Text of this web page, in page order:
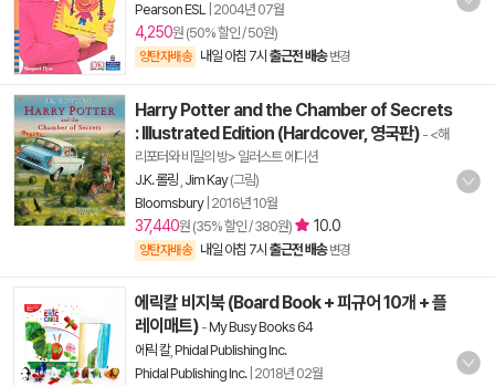
Pearson ESL| 2004년 07월
4,250원 (50% 할인 / 50원)
양탄자배송 내일 아침 7시 출근전 배송 변경
Harry Potter and the Chamber of Secrets
: Illustrated Edition (Hardcover, 영국판) - <해
리포터와 비밀의 방> 일러스트 에디션
J.K. 롤링 Jim Kay(그림)
Bloomsbury| 2016년 10월
37,440원 (35% 할인 / 380원) 10.0
양탄자배송 내일 아침 7시 출근전 배송 변경
에릭칼 비지북 (Board Book + 피규어 10개 + 플
레이매트) -My Busy Books 64
에릭 칼, Phidal Publishing Inc.
Phidal Publishing Inc.| 2018년 02월